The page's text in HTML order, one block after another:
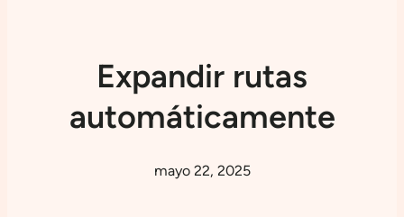
Expandir rutas
automáticamente
mayo 22, 2025